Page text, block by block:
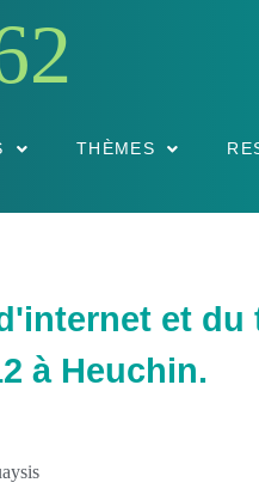
THÈMES
et du
à Heuchin.